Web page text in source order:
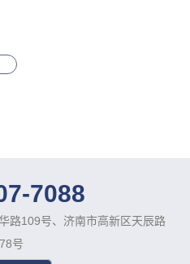
7088
路109号、济南市高新区天辰路
号